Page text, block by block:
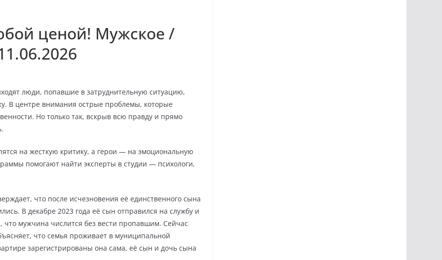
ценой! Мужское /
люди, попавшие в затруднительную ситуацию,
В центре внимания острые проблемы, которые
Но только так, вскрыв всю правду и прямо
на жесткую критику, а герои — на эмоциональную
помогают найти эксперты в студии — психологи,
что после исчезновения её единственного сына
В декабре 2023 года её сын отправился на службу и
мужчина числится без вести пропавшим. Сейчас
что семья проживает в муниципальной
зарегистрированы она сама, её сын и дочь сына